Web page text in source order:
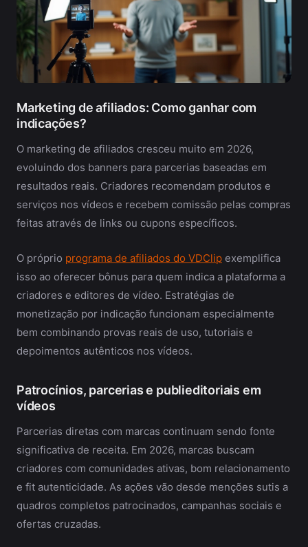
Marketing de afiliados: Como ganhar com
indicações?
O marketing de afiliados cresceu muito em 2026,
evoluindo dos banners para parcerias baseadas em
resultados reais. Criadores recomendam produtos e
serviços nos vídeos e recebem comissão pelas compras
feitas através de links ou cupons específicos.
O próprio programa de afiliados do VDClip exemplifica
isso ao oferecer bônus para quem indica a plataforma a
criadores e editores de vídeo. Estratégias de
monetização por indicação funcionam especialmente
bem combinando provas reais de uso, tutoriais e
depoimentos autênticos nos vídeos.
Patrocínios, parcerias e publieditoriais em
vídeos
Parcerias diretas com marcas continuam sendo fonte
significativa de receita. Em 2026, marcas buscam
criadores com comunidades ativas, bom relacionamento
e fit autenticidade. As ações vão desde menções sutis a
quadros completos patrocinados, campanhas sociais e
ofertas cruzadas.